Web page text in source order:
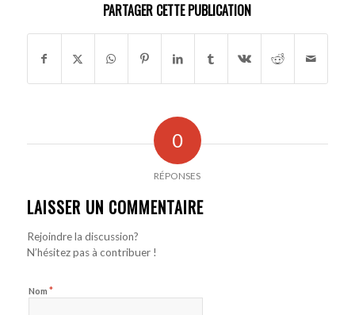
PARTAGER CETTE PUBLICATION
0
RÉPONSES
LAISSER UN COMMENTAIRE
Rejoindre la discussion?
N’hésitez pas à contribuer !
Nom *